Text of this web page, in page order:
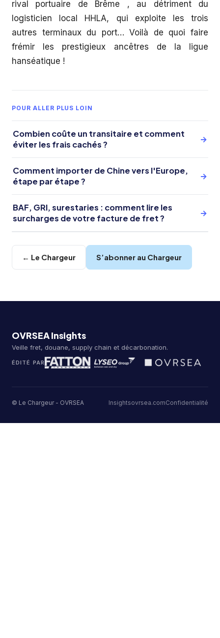
rival portuaire de Brême , au détriment du
logisticien local HHLA, qui exploite les trois
autres terminaux du port… Voilà de quoi faire
frémir les prestigieux ancêtres de la ligue
hanséatique !
POUR ALLER PLUS LOIN
Combien coûte un transitaire et comment
éviter les frais cachés ?
→
Comment importer de Chine vers l'Europe,
étape par étape ?
→
BAF, GRI, surestaries : comment lire les
surcharges de votre facture de fret ?
→
← Le Chargeur S’abonner au Chargeur
OVRSEA Insights
Veille fret, douane, supply chain et décarbonation.
ÉDITÉ PAR
© Le Chargeur - OVRSEA Insightsovrsea.comConfidentialité